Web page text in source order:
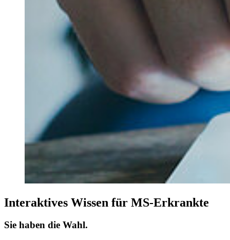
Interaktives Wissen für MS-Erkrankte
Sie haben die Wahl.